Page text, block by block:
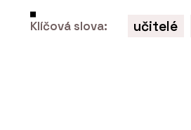
Klíčová slova: učitelé